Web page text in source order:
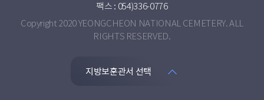
팩스 : 054)336-0776
Copyright 2020 YEONGCHEON NATIONAL CEMETERY. ALL
RIGHTS RESERVED.
지방보훈관서 선택